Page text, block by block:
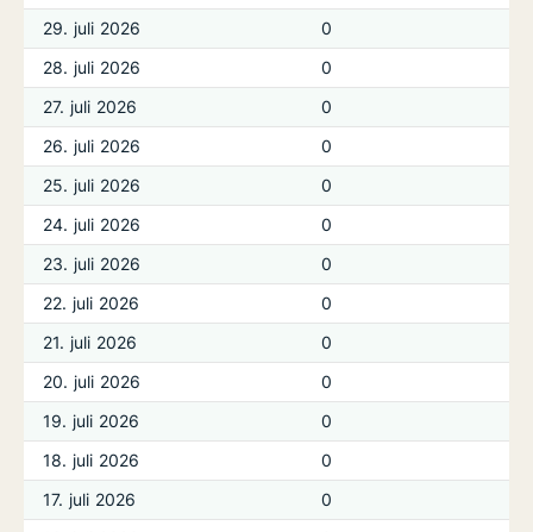
29. juli 2026
0
28. juli 2026
0
27. juli 2026
0
26. juli 2026
0
25. juli 2026
0
24. juli 2026
0
23. juli 2026
0
22. juli 2026
0
21. juli 2026
0
20. juli 2026
0
19. juli 2026
0
18. juli 2026
0
17. juli 2026
0